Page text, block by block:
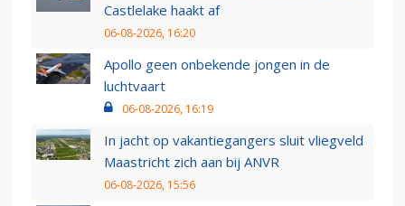
Castlelake haakt af
06-08-2026, 16:20
Apollo geen onbekende jongen in de
luchtvaart
06-08-2026, 16:19
In jacht op vakantiegangers sluit vliegveld
Maastricht zich aan bij ANVR
06-08-2026, 15:56